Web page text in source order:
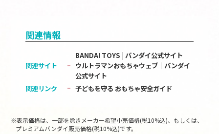
関連情報
関連サイト
BANDAI TOYS | バンダイ公式サイト
ウルトラマンおもちゃウェブ｜バンダイ
公式サイト
関連リンク
子どもを守る おもちゃ安全ガイド
※表示価格は、一部を除きメーカー希望小売価格(税10%込)、もしくは、
プレミアムバンダイ販売価格(税10%込)です。